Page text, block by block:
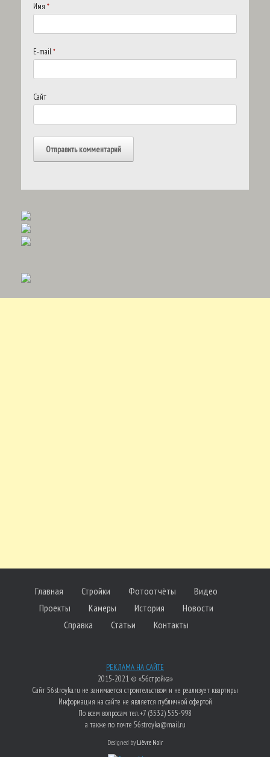
Имя *
E-mail*
Сайт
Главная Стройки Фотоотчёты
Видео
Проекты
Камеры История
Новости
Справка
Статьи Контакты
РЕКЛАМА НА САЙТЕ
2015-2021 © «56стройка»
Сайт 56stroyka.ru не занимается строительством и не реализует квартиры
Информация на сайте не является публичной офертой
По всем вопросам тел. +7 (3532) 555-998
а также по почте 56stroyka@mail.ru
Designed by Lièvre Noir